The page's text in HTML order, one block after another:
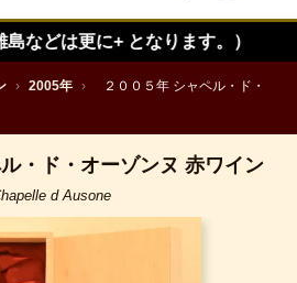
+ となります。）
› 2005年 ›
２００５年 シャペル・ド・
・ド・オーゾンヌ 赤ワイン
d Ausone